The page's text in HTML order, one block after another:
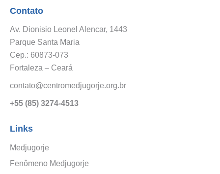
Contato
Av. Dionisio Leonel Alencar, 1443
Parque Santa Maria
Cep.: 60873-073
Fortaleza – Ceará
contato@centromedjugorje.org.br
+55 (85) 3274-4513
Links
Medjugorje
Fenômeno Medjugorje